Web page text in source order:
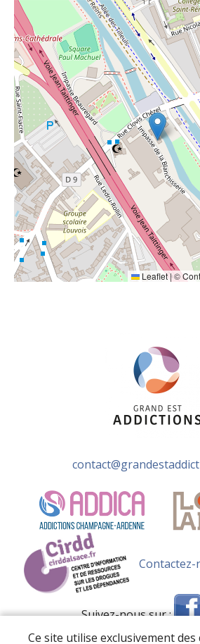
Leaflet |©
Suivez-nous sur :
Ce site utilise exclusivement des